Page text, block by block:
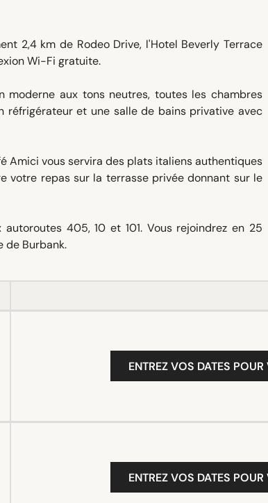
2,4 km de Rodeo Drive, l'Hotel Beverly Terrace
Wi-Fi gratuite.
aux tons neutres, toutes les chambres
réfrigérateur et une salle de bains privative avec
Amici vous servira des plats italiens authentiques
votre repas sur la terrasse privée donnant sur le
405, 10 et 101. Vous rejoindrez en 25
de Burbank.
ENTREZ VOS DATES
ENTREZ VOS DATES